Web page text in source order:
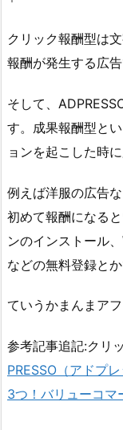
クリック報酬型は
報酬が発生する広告
そして、
す。成果報酬型と
ョンを起こした時
例えば洋服の広告
初めて報酬になる
ンのインストール
などの無料登録とか
ていうかまんまアフ
参考記事追記:クリ
PRESSO（アドプ
3つ！バリューコマ